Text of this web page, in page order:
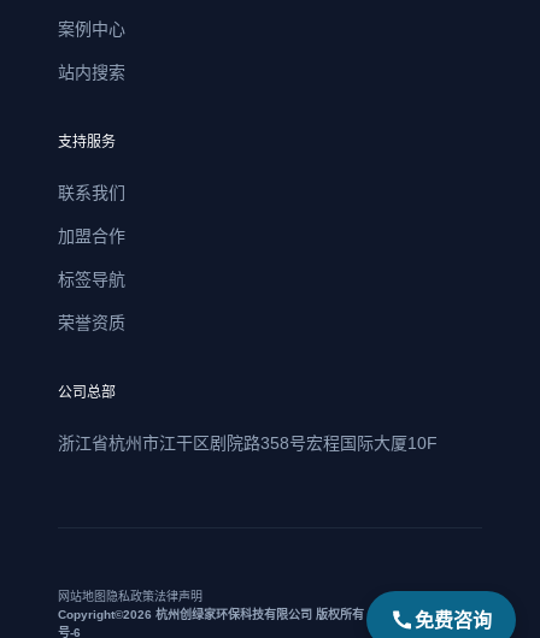
案例中心
站内搜索
支持服务
联系我们
加盟合作
标签导航
荣誉资质
公司总部
浙江省杭州市江干区剧院路358号宏程国际大厦10F
网站地图 隐私政策法律声明
Copyright©2026 杭州创绿家环保科技有限公司 版权所有 | 浙ICP备17021469
号-6
免费咨询